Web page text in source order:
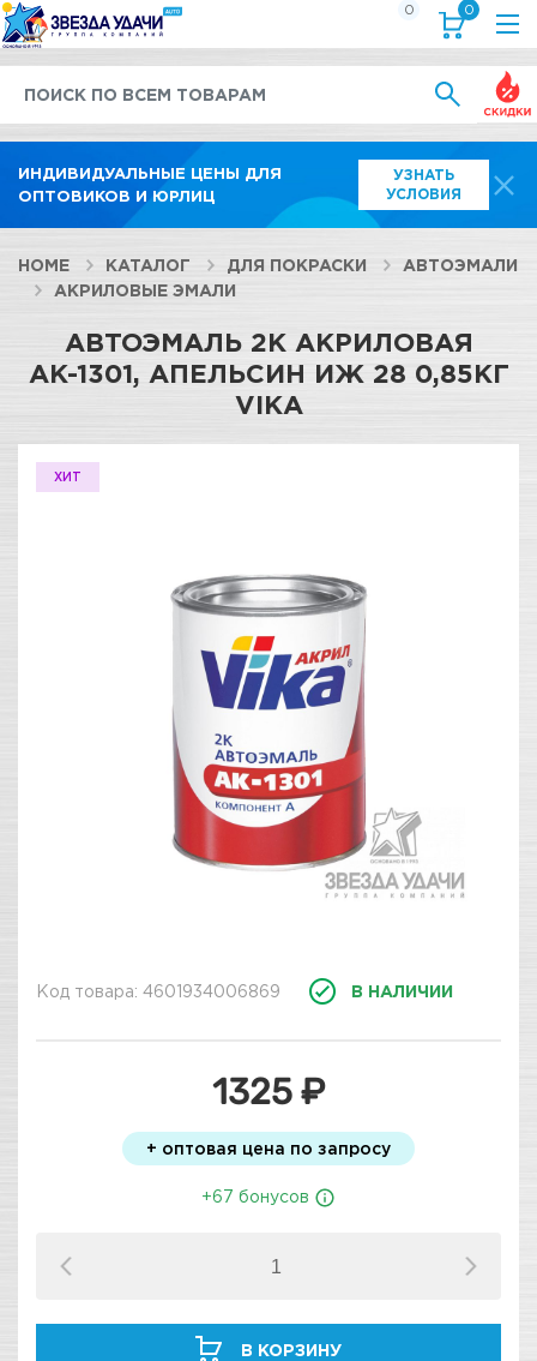
ИНДИВИДУАЛЬНЫЕ ЦЕНЫ ДЛЯ
ОПТОВИКОВ И ЮРЛИЦ
УЗНАТЬ
УСЛОВИЯ
0 0
HOME КАТАЛОГ ДЛЯ ПОКРАСКИ
АВТОЭМАЛИ
АКРИЛОВЫЕ ЭМАЛИ
АВТОЭМАЛЬ 2К АКРИЛОВАЯ
АК-1301, АПЕЛЬСИН ИЖ 28 0,85КГ
VIKA
ХИТ
Код товара: 4601934006869 В НАЛИЧИИ
1325 ₽
+ оптовая цена по запросу
+67 бонусов
В КОРЗИНУ